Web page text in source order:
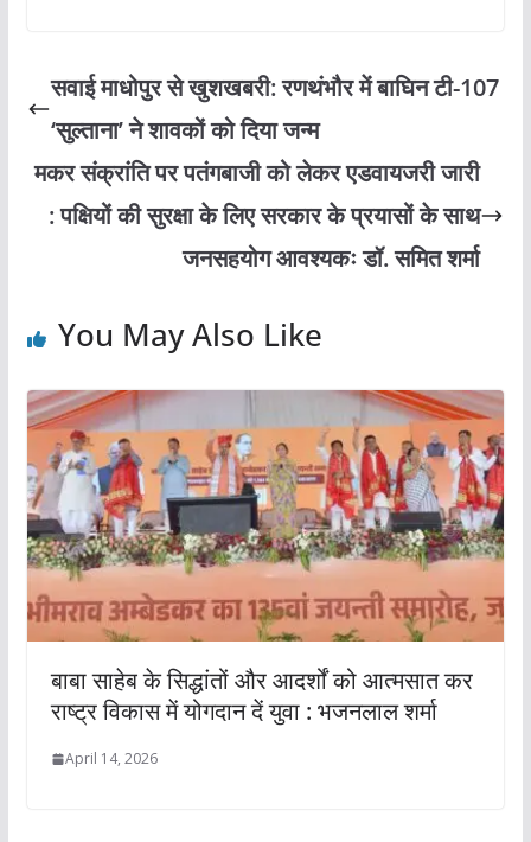
सवाई माधोपुर से खुशखबरी: रणथंभौर में बाघिन टी-107
‘सुल्ताना’ ने शावकों को दिया जन्म
मकर संक्रांति पर पतंगबाजी को लेकर एडवायजरी जारी
: पक्षियों की सुरक्षा के लिए सरकार के प्रयासों के साथ
जनसहयोग आवश्यकः डॉ. समित शर्मा
You May Also Like
बाबा साहेब के सिद्धांतों और आदर्शों को आत्मसात कर
राष्ट्र विकास में योगदान दें युवा : भजनलाल शर्मा
April 14, 2026